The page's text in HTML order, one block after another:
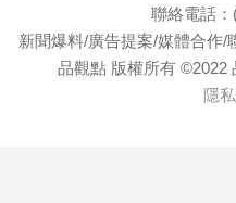
作
聯絡電話：
新聞爆料/廣告提案/媒體合作/
品觀點 版權所有 ©2022
隱